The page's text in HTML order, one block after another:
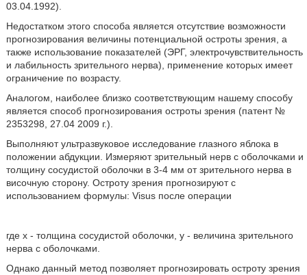
03.04.1992).
Недостатком этого способа является отсутствие возможности
прогнозирования величины потенциальной остроты зрения, а
также использование показателей (ЭРГ, электрочувствительность
и лабильность зрительного нерва), применение которых имеет
ограничение по возрасту.
Аналогом, наиболее близко соответствующим нашему способу
является способ прогнозирования остроты зрения (патент №
2353298, 27.04 2009 г.).
Выполняют ультразвуковое исследование глазного яблока в
положении абдукции. Измеряют зрительный нерв с оболочками и
толщину сосудистой оболочки в 3-4 мм от зрительного нерва в
височную сторону. Остроту зрения прогнозируют с
использованием формулы: Visus после операции
где х - толщина сосудистой оболочки, у - величина зрительного
нерва с оболочками.
Однако данный метод позволяет прогнозировать остроту зрения